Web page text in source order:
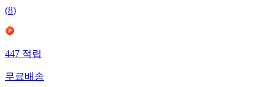
(8)
447적립
무료배송